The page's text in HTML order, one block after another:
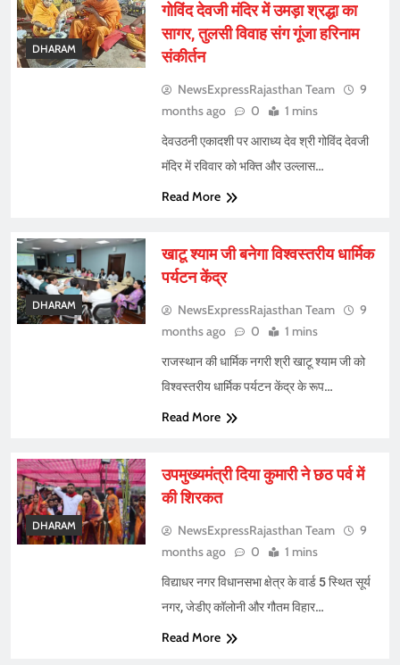
DHARAM
गोविंद देवजी मंदिर में उमड़ा श्रद्धा का
सागर, तुलसी विवाह संग गूंजा हरिनाम
संकीर्तन
NewsExpressRajasthan Team
9
months ago
0 1 mins
देवउठनी एकादशी पर आराध्य देव श्री गोविंद देवजी
मंदिर में रविवार को भक्ति और उल्लास…
Read More
DHARAM
खाटू श्याम जी बनेगा विश्वस्तरीय धार्मिक
पर्यटन केंद्र
NewsExpressRajasthan Team
9
months ago
0 1 mins
राजस्थान की धार्मिक नगरी श्री खाटू श्याम जी को
विश्वस्तरीय धार्मिक पर्यटन केंद्र के रूप…
Read More
DHARAM
उपमुख्यमंत्री दिया कुमारी ने छठ पर्व में
की शिरकत
NewsExpressRajasthan Team
9
months ago
0 1 mins
विद्याधर नगर विधानसभा क्षेत्र के वार्ड 5 स्थित सूर्य
नगर, जेडीए कॉलोनी और गौतम विहार…
Read More